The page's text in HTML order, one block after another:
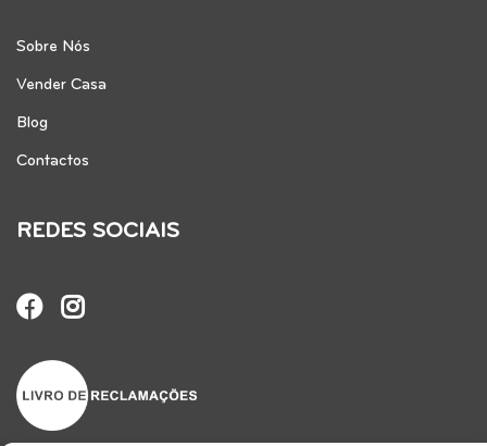
Sobre Nós
Vender Casa
Blog
Contactos
REDES SOCIAIS